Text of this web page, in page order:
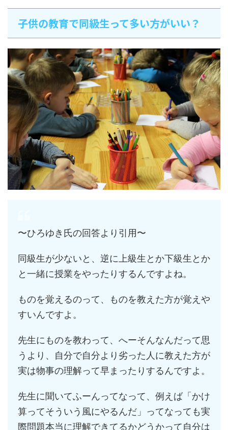
子供の教育で同級生って多い方がいい？
〜ひろゆき氏の回答より引用〜
同級生が少ないと、逆に上級生とか下級生とか
と一緒に授業をやったりするんですよね。
ものを覚えるのって、ものを教えた方が覚えや
すいんですよ。
先生にものを教わって、へーそんなんだって思
うより、自分で自分より劣った人に教えた方が
実は物事の理解って早まったりするんですよ。
先生に聞いてふーんってなって、例えば「かけ
算ってそういう風にやるんだ」ってなっても実
際問題本当に理解できてるかどうかって自分は